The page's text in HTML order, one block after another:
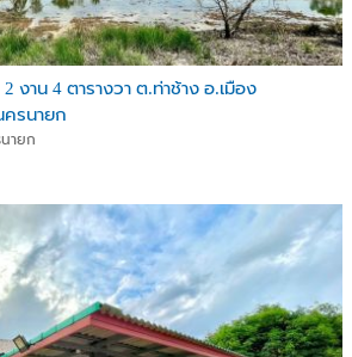
งาน 4 ตารางวา ต.ท่าช้าง อ.เมือง
ครนายก
ายก